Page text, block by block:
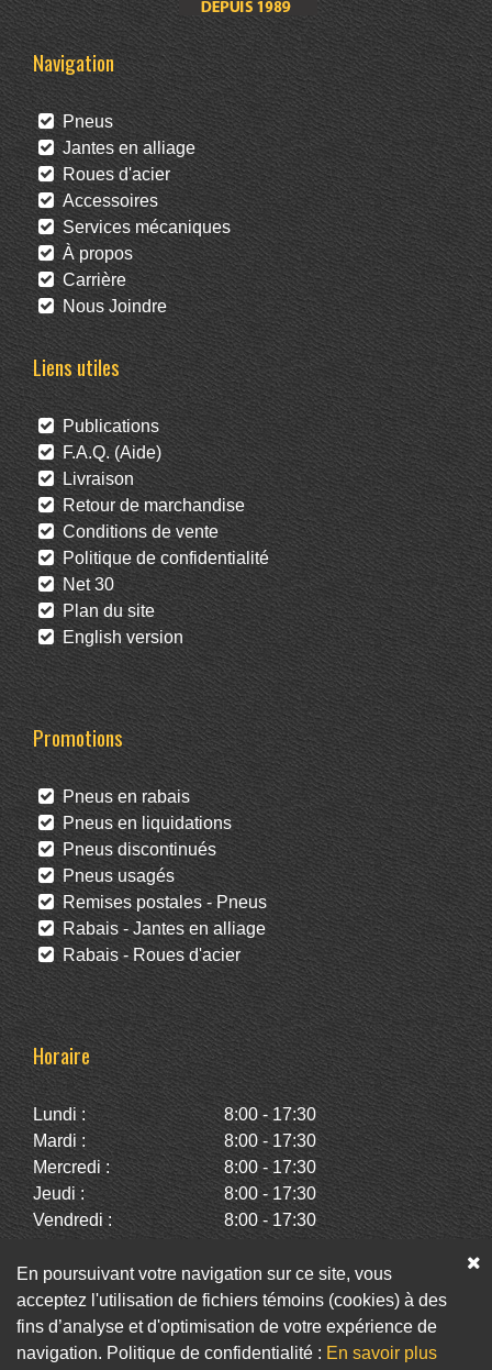
Navigation
Pneus
Jantes en alliage
Roues d'acier
Accessoires
Services mécaniques
À propos
Carrière
Nous Joindre
Liens utiles
Publications
F.A.Q. (Aide)
Livraison
Retour de marchandise
Conditions de vente
Politique de confidentialité
Net 30
Plan du site
English version
Promotions
Pneus en rabais
Pneus en liquidations
Pneus discontinués
Pneus usagés
Remises postales - Pneus
Rabais - Jantes en alliage
Rabais - Roues d'acier
Horaire
Lundi :
8:00 - 17:30
Mardi :
8:00 - 17:30
Mercredi :
8:00 - 17:30
Jeudi :
8:00 - 17:30
Vendredi :
8:00 - 17:30
Dimanche :
Fermé
Facebook Twitter Infolettre
En poursuivant votre navigation sur ce site, vous
acceptez l'utilisation de fichiers témoins (cookies) à des
fins d’analyse et d'optimisation de votre expérience de
navigation. Politique de confidentialité : En savoir plus